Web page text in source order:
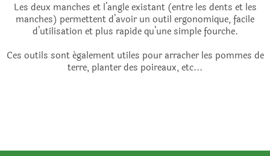
Les deux manches et l’angle existant (entre les dents et les
manches) permettent d’avoir un outil ergonomique, facile
d’utilisation et plus rapide qu’une simple fourche.
Ces outils sont également utiles pour arracher les pommes de
terre, planter des poireaux, etc...